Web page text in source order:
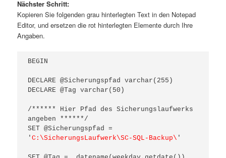
Nächster Schritt:
Kopieren Sie folgenden grau hinterlegten Text in den Notepad
Editor, und ersetzen die rot hinterlegten Elemente durch Ihre
Angaben.
BEGIN
DECLARE @Sicherungspfad varchar(255)
DECLARE @Tag varchar(50)
/****** Hier Pfad des Sicherungslaufwerks
angeben ******/
SET @Sicherungspfad =
'C:\SicherungsLaufwerk\SC-SQL-Backup\ '